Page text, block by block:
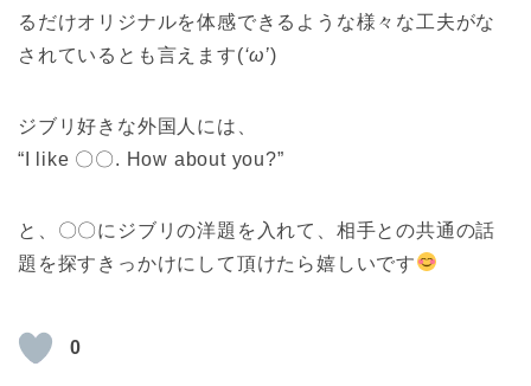
るだけオリジナルを体感できるような様々な工夫がな
されているとも言えます(‘ω’)
ジブリ好きな外国人には、
“I like 〇〇. How about you?”
と、〇〇にジブリの洋題を入れて、相手との共通の話
題を探すきっかけにして頂けたら嬉しいです
0